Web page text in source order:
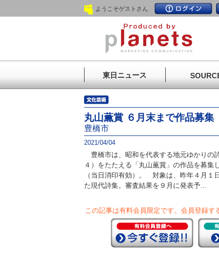
ようこそゲストさん
東日ニュース
丸山薫賞 ６月末まで作品募集
豊橋市
2021/04/04
豊橋市は、昭和を代表する地元ゆかりの
４）をたたえる「丸山薫賞」の作品を募集
（当日消印有効）。 対象は、昨年４月１
た現代詩集。審査結果を９月に発表予...
この記事は有料会員限定です。 会員登録す